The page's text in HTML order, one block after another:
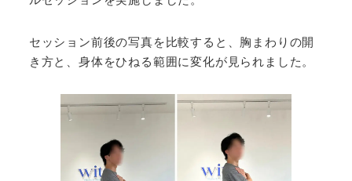
セッション前後の写真を比較すると、胸まわりの開
き方と、身体をひねる範囲に変化が見られました。